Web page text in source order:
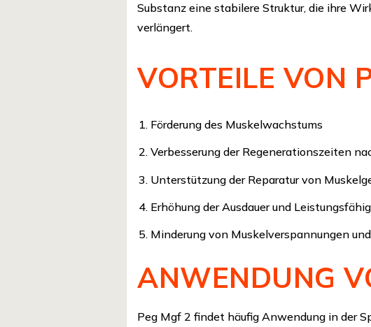
Substanz eine stabilere Struktur, die ihre
verlängert.
VORTEILE VON
Förderung des Muskelwachstums
Verbesserung der Regenerationszeiten
Unterstützung der Reparatur von
Erhöhung der Ausdauer und
Minderung von Muskelverspannungen
ANWENDUNG
Peg Mgf 2 findet häufig Anwendung in der